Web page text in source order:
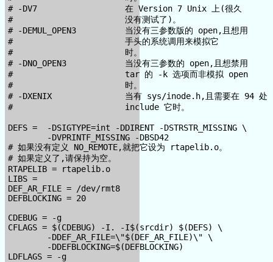
# -DV7                  在 Version 7 Unix 上(很久
#                       没有测试了)。
# -DEMUL_OPEN3          当没有三参数版的 open,且想用
#                       手头的系统调用来模拟它
#                       时。
# -DNO_OPEN3            当没有三参数的 open,且想禁用
#                       tar 的 -k 选项而非模拟 open
#                       时。
# -DXENIX               当有 sys/inode.h,且需要在 94 处
#                       include 它时。
DEFS =  -DSIGTYPE=int -DDIRENT -DSTRSTR_MISSING \
        -DVPRINTF_MISSING -DBSD42
# 如果没有定义 NO_REMOTE,就把它设为 rtapelib.o。
# 如果定义了,请保持为空。
RTAPELIB = rtapelib.o
LIBS =
DEF_AR_FILE = /dev/rmt8
DEFBLOCKING = 20
CDEBUG = -g
CFLAGS = $(CDEBUG) -I. -I$(srcdir) $(DEFS) \
        -DDEF_AR_FILE=\"$(DEF_AR_FILE)\" \
        -DDEFBLOCKING=$(DEFBLOCKING)
LDFLAGS = -g